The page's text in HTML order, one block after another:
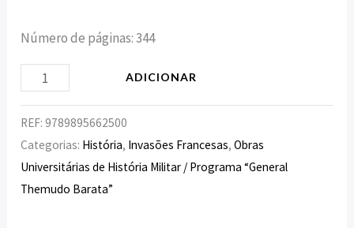
Número de páginas: 344
ADICIONAR
REF:9789895662500
Categorias: História, Invasões Francesas,Obras
Universitárias de História Militar / Programa “General
Themudo Barata”